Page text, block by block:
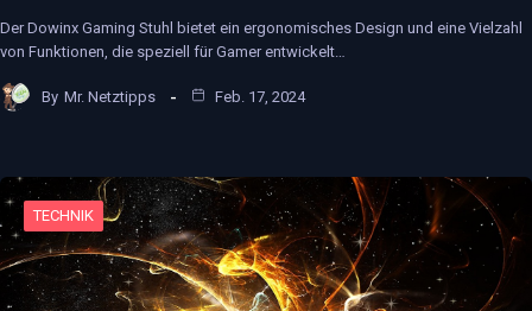
Der Dowinx Gaming Stuhl bietet ein ergonomisches Design und eine Vielzahl
von Funktionen, die speziell für Gamer entwickelt…
By Mr. Netztipps Feb. 17, 2024
TECHNIK